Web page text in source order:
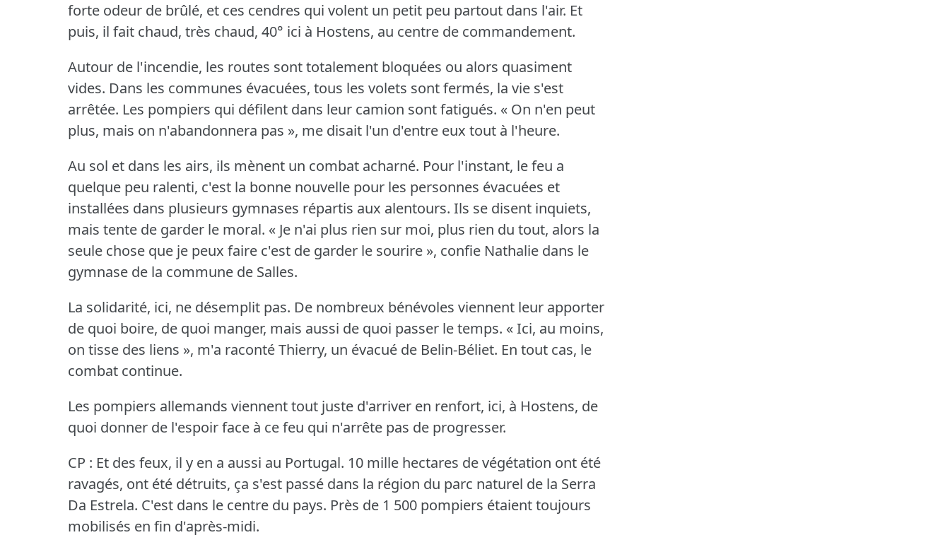
forte odeur de brûlé, et ces cendres qui volent un petit peu partout dans l'air. Et
puis, il fait chaud, très chaud, 40° ici à Hostens, au centre de commandement.
Autour de l'incendie, les routes sont totalement bloquées ou alors quasiment
vides. Dans les communes évacuées, tous les volets sont fermés, la vie s'est
arrêtée. Les pompiers qui défilent dans leur camion sont fatigués. « On n'en peut
plus, mais on n'abandonnera pas », me disait l'un d'entre eux tout à l'heure.
Au sol et dans les airs, ils mènent un combat acharné. Pour l'instant, le feu a
quelque peu ralenti, c'est la bonne nouvelle pour les personnes évacuées et
installées dans plusieurs gymnases répartis aux alentours. Ils se disent inquiets,
mais tente de garder le moral. « Je n'ai plus rien sur moi, plus rien du tout, alors la
seule chose que je peux faire c'est de garder le sourire », confie Nathalie dans le
gymnase de la commune de Salles.
La solidarité, ici, ne désemplit pas. De nombreux bénévoles viennent leur apporter
de quoi boire, de quoi manger, mais aussi de quoi passer le temps. « Ici, au moins,
on tisse des liens », m'a raconté Thierry, un évacué de Belin-Béliet. En tout cas, le
combat continue.
Les pompiers allemands viennent tout juste d'arriver en renfort, ici, à Hostens, de
quoi donner de l'espoir face à ce feu qui n'arrête pas de progresser.
CP : Et des feux, il y en a aussi au Portugal. 10 mille hectares de végétation ont été
ravagés, ont été détruits, ça s'est passé dans la région du parc naturel de la Serra
Da Estrela. C'est dans le centre du pays. Près de 1 500 pompiers étaient toujours
mobilisés en fin d'après-midi.